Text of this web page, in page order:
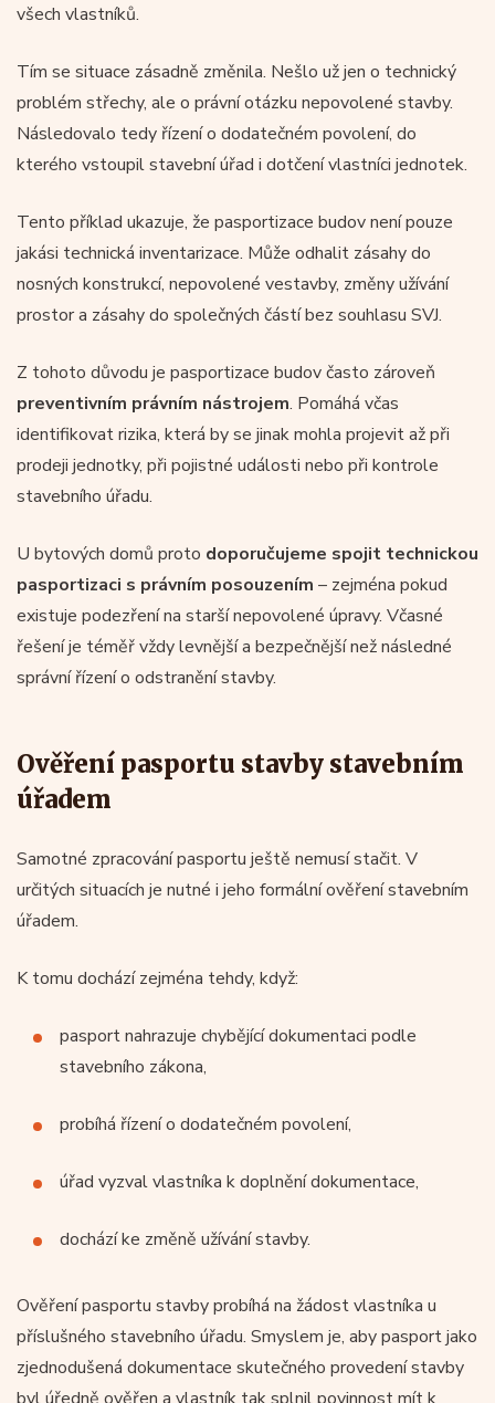
všech vlastníků.
Tím se situace zásadně změnila. Nešlo už jen o technický
problém střechy, ale o právní otázku nepovolené stavby.
Následovalo tedy řízení o dodatečném povolení, do
kterého vstoupil stavební úřad i dotčení vlastníci jednotek.
Tento příklad ukazuje, že pasportizace budov není pouze
jakási technická inventarizace. Může odhalit zásahy do
nosných konstrukcí, nepovolené vestavby, změny užívání
prostor a zásahy do společných částí bez souhlasu SVJ.
Z tohoto důvodu je pasportizace budov často zároveň
preventivním právním nástrojem. Pomáhá včas
identifikovat rizika, která by se jinak mohla projevit až při
prodeji jednotky, při pojistné události nebo při kontrole
stavebního úřadu.
U bytových domů proto doporučujeme spojit technickou
pasportizaci s právním posouzením – zejména pokud
existuje podezření na starší nepovolené úpravy. Včasné
řešení je téměř vždy levnější a bezpečnější než následné
správní řízení o odstranění stavby.
Ověření pasportu stavby stavebním
úřadem
Samotné zpracování pasportu ještě nemusí stačit. V
určitých situacích je nutné i jeho formální ověření stavebním
úřadem.
K tomu dochází zejména tehdy, když:
pasport nahrazuje chybějící dokumentaci podle
stavebního zákona,
probíhá řízení o dodatečném povolení,
úřad vyzval vlastníka k doplnění dokumentace,
dochází ke změně užívání stavby.
Ověření pasportu stavby probíhá na žádost vlastníka u
příslušného stavebního úřadu. Smyslem je, aby pasport jako
zjednodušená dokumentace skutečného provedení stavby
byl úředně ověřen a vlastník tak splnil povinnost mít k